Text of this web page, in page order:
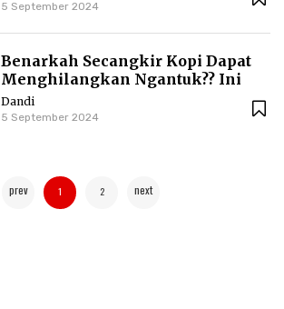
5 September 2024
Benarkah Secangkir Kopi Dapat
Menghilangkan Ngantuk?? Ini
Faktanya!!
Dandi
5 September 2024
prev 1 2 next